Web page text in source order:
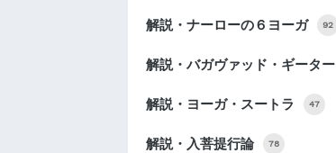
解説・ナーローの６ヨーガ 92
解説・バガヴァッド・ギーター
解説・ヨーガ・スートラ 47
解説・入菩提行論 78